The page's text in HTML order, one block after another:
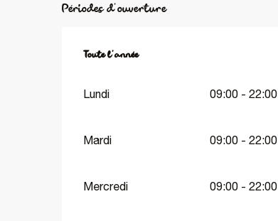
Périodes d'ouverture
Toute l'année
Toute l'année
Lundi 09:00 - 22:00
Mardi 09:00 - 22:00
Mercredi 09:00 - 22:00